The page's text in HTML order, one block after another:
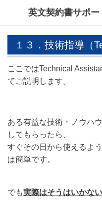
英文契約書サポ
１３．技術指導（
ここではTechnical
てご説明します。
ある有益な技術・ノウハ
してもらったら、
すぐその日から使えるよ
は簡単です。
でも実際はそうはいかな